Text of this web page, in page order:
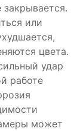
или
цвета.
удар
работе
может